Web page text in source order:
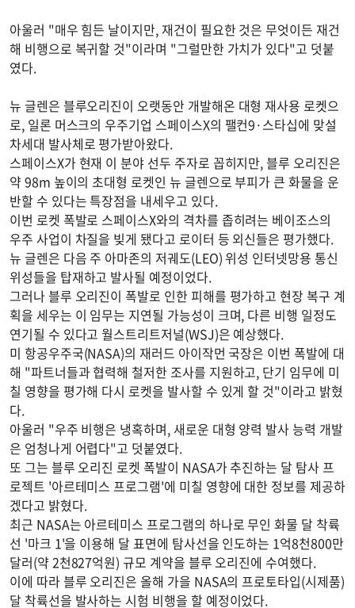
아울러 "매우 힘든 날이지만, 재건이 필요한 것은 무엇이든 재건
해 비행으로 복귀할 것"이라며 "그럴만한 가치가 있다"고 덧붙
였다.
뉴 글렌은 블루오리진이 오랫동안 개발해온 대형 재사용 로켓으
로, 일론 머스크의 우주기업 스페이스X의 팰컨9·스타십에 맞설
차세대 발사체로 평가받아왔다.
스페이스X가 현재 이 분야 선두 주자로 꼽히지만, 블루 오리진은
약 98m 높이의 초대형 로켓인 뉴 글렌으로 부피가 큰 화물을 운
반할 수 있다는 특장점을 내세우고 있다.
이번 로켓 폭발로 스페이스X와의 격차를 좁히려는 베이조스의
우주 사업이 차질을 빚게 됐다고 로이터 등 외신들은 평가했다.
뉴 글렌은 다음 주 아마존의 저궤도(LEO) 위성 인터넷망용 통신
위성들을 탑재하고 발사될 예정이었다.
그러나 블루 오리진이 폭발로 인한 피해를 평가하고 현장 복구 계
획을 세우는 이 임무는 지연될 가능성이 크며, 다른 비행 일정도
연기될 수 있다고 월스트리트저널(WSJ)은 예상했다.
미 항공우주국(NASA)의 재러드 아이작먼 국장은 이번 폭발에 대
해 "파트너들과 협력해 철저한 조사를 지원하고, 단기 임무에 미
칠 영향을 평가해 다시 로켓을 발사할 수 있게 할 것"이라고 밝혔
다.
아울러 "우주 비행은 냉혹하며, 새로운 대형 양력 발사 능력 개발
은 엄청나게 어렵다"고 덧붙였다.
또 그는 블루 오리진 로켓 폭발이 NASA가 추진하는 달 탐사 프
로젝트 '아르테미스 프로그램'에 미칠 영향에 대한 정보를 제공하
겠다고 밝혔다.
최근 NASA는 아르테미스 프로그램의 하나로 무인 화물 달 착륙
선 '마크 1'을 이용해 달 표면에 탐사선을 인도하는 1억8천800만
달러(약 2천827억원) 규모 계약을 블루 오리진에 수여했다.
이에 따라 블루 오리진은 올해 가을 NASA의 프로토타입(시제품)
달 착륙선을 발사하는 시험 비행을 할 예정이었다.